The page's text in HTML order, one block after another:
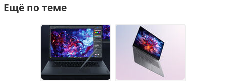
Ещё по теме